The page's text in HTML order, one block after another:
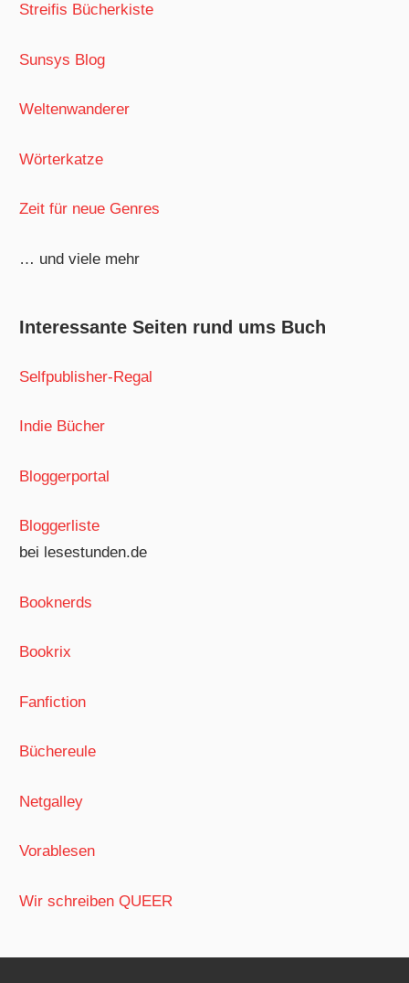
Streifis Bücherkiste
Sunsys Blog
Weltenwanderer
Wörterkatze
Zeit für neue Genres
… und viele mehr
Interessante Seiten rund ums Buch
Selfpublisher-Regal
Indie Bücher
Bloggerportal
Bloggerliste
bei lesestunden.de
Booknerds
Bookrix
Fanfiction
Büchereule
Netgalley
Vorablesen
Wir schreiben QUEER